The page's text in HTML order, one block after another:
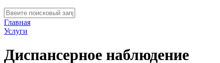
Главная
Услуги
Диспансерное наблюдение